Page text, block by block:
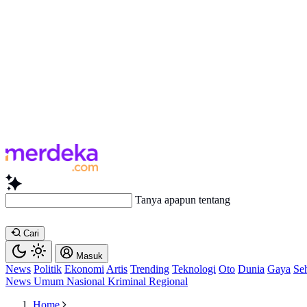
Tanya apapun tentang artikel ini...
Cari
Masuk
News Politik Ekonomi Artis Trending Teknologi Oto Dunia Gaya
News Umum Nasional Kriminal Regional
Home